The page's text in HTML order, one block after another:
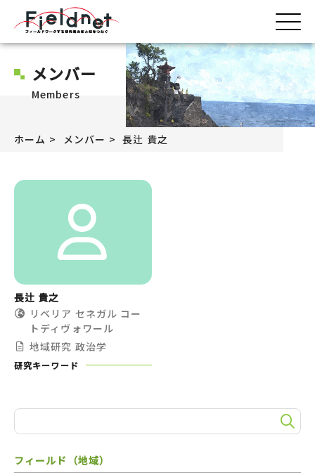
メンバー
Members
ホーム メンバー 長辻 貴之
長辻 貴之
リベリア セネガル コー
トディヴォワール
地域研究 政治学
研究キーワード
フィールド（地域）